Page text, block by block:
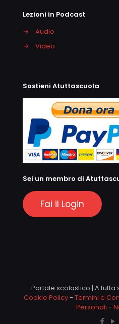
Lezioni in Podcast
→
Audio
→
Video
Sostieni Atuttascuola
Sei un membro di
Fai il Login
Portale scolastico | A tutta
Cookie Policy- Termini e
Personali -